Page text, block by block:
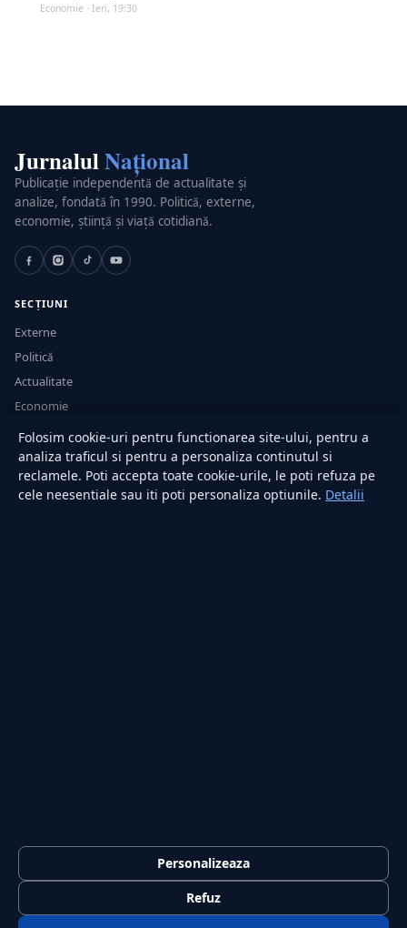
Economie · Ieri, 19:30
JurnalulNațional
Publicație independentă de actualitate și
analize, fondată în 1990. Politică, externe,
economie, știință și viață cotidiană.
SECȚIUNI
Externe
Politică
Actualitate
Economie
Sănătate
Utile
RUBRICI
Confidențialitate
Politica de cookies
Folosim cookie-uri pentru functionarea site-ului, pentru a
analiza traficul si pentru a personaliza continutul si
reclamele. Poti accepta toate cookie-urile, le poti refuza pe
cele neesentiale sau iti poti personaliza optiunile. Detalii
Personalizeaza
Refuz